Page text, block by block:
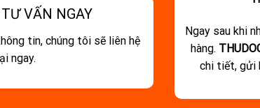
VẤN NGAY
tin, chúng tôi sẽ liên hệ
lại ngay.
Ngay sau khi
hàng.
chi tiết, gửi